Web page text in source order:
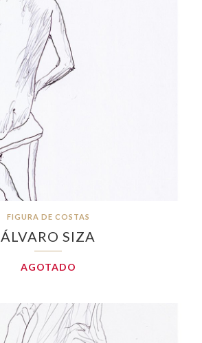
FIGURA DE COSTAS
ÁLVARO SIZA
AGOTADO